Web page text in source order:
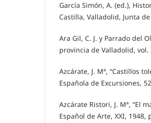
García Simón, A. (ed.),
Castilla, Valladolid, Junta
Ara Gil, C. J. y Parrado del
provincia de Valladolid, vol.
Azcárate, J. Mª, “Castillos
Española de Excursiones,
Azcárate Ristori, J. Mª, “El
Español de Arte, XXI, 1948,